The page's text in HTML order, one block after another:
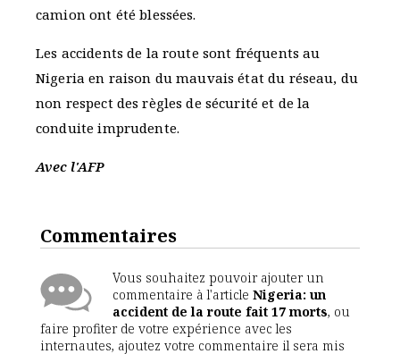
camion ont été blessées.
Les accidents de la route sont fréquents au
Nigeria en raison du mauvais état du réseau, du
non respect des règles de sécurité et de la
conduite imprudente.
Avec l'AFP
Commentaires
Vous souhaitez pouvoir ajouter un
commentaire à l'article Nigeria: un
accident de la route fait 17 morts, ou
faire profiter de votre expérience avec les
internautes, ajoutez votre commentaire il sera mis